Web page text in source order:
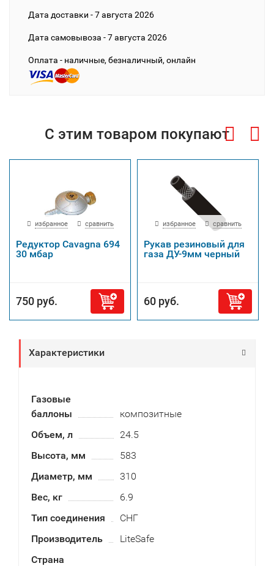
Дата доставки - 7 августа 2026
Дата cамовывоза - 7 августа 2026
Оплата - наличные, безналичный, онлайн
С этим товаром покупают
избранное сравнить
Редуктор Cavagna 694
30 мбар
750 руб.
избранное сравнить
Рукав резиновый для
газа ДУ-9мм черный
60 руб.
Характеристики
Газовые
баллоны
композитные
Объем, л
24.5
Высота, мм
583
Диаметр, мм
310
Вес, кг
6.9
Тип соединения
СНГ
Производитель
LiteSafe
Страна